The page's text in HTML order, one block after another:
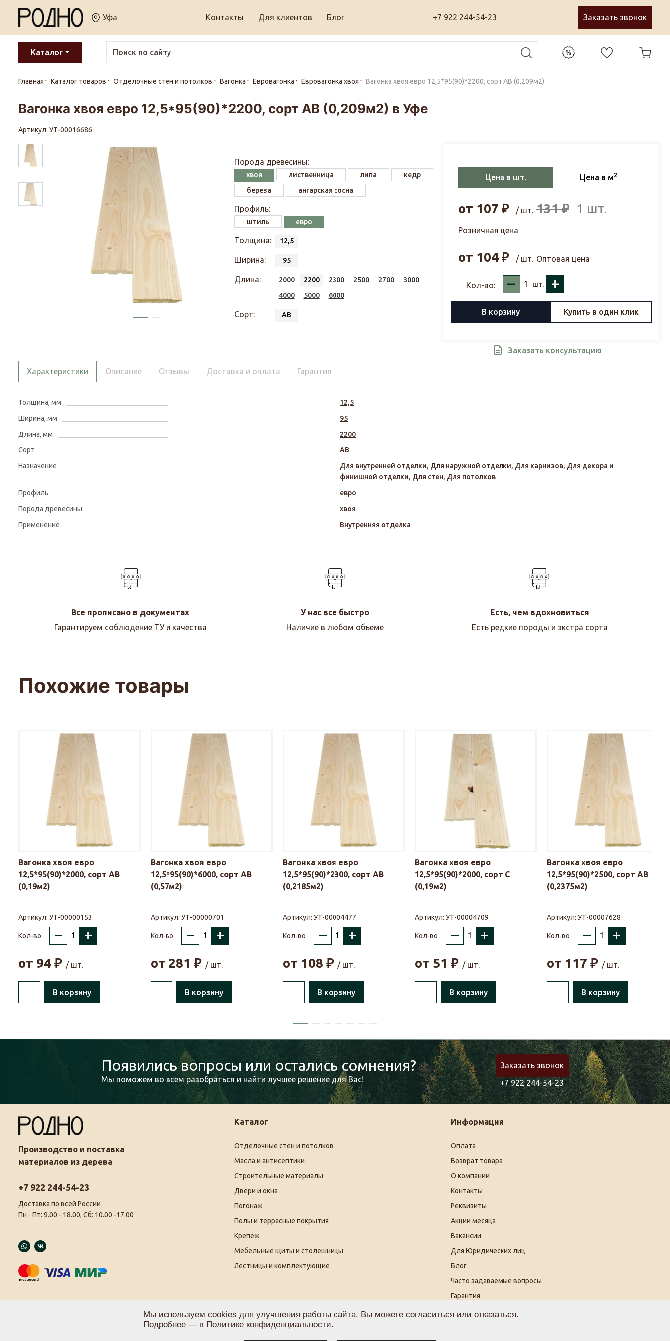
Уфа Контакты Для клиентов Блог +7 922 244-54-23 Заказать звонок
Каталог
Главная Каталог товаров Отделочные стен и потолков Вагонка Евровагонка Евровагонка хвоя Вагонка хвоя евро 12,5*95(90)*2200, сорт АВ (0,209м2)
Вагонка хвоя евро 12,5*95(90)*2200, сорт АВ (0,209м2) в Уфе
Артикул: УТ-00016686
Порода древесины:
хвоя лиственница липа
кедр
береза
ангарская сосна
Профиль:
штиль евро
Толщина: 12,5
Ширина: 95
Длина: 2000 2200 2300 2500 2700
3000
4000
5000 6000
Сорт: АВ
Цена в шт. Цена в м2
от 107 ₽ / шт. 131₽ 1 шт.
Розничная цена
от 104₽ / шт. Оптовая цена
Кол-во: – шт. +
В корзину Купить в один клик
Заказать консультацию
Характеристики Описание Отзывы Доставка и оплата Гарантия
Толщина, мм
12,5
Ширина, мм
95
Длина, мм
2200
Сорт
АВ
Назначение
Для внутренней отделки, Для наружной отделки, Для карнизов, Для декора и
финишной отделки, Для стен, Для потолков
Профиль
евро
Порода древесины
хвоя
Применение
Внутренняя отделка
Все прописано в документах
Гарантируем соблюдение ТУ и качества
У нас все быстро
Наличие в любом объеме
Есть, чем вдохновиться
Есть редкие породы и экстра сорта
Похожие товары
Вагонка хвоя евро
12,5*95(90)*2000, сорт АВ
(0,19м2)
Артикул: УТ-00000153
Кол-во – +
от 94 ₽ / шт.
В корзину
Вагонка хвоя евро
12,5*95(90)*6000, сорт АВ
(0,57м2)
Артикул: УТ-00000701
Кол-во – +
от 281 ₽ / шт.
В корзину
Вагонка хвоя евро
12,5*95(90)*2300, сорт АВ
(0,2185м2)
Артикул: УТ-00004477
Кол-во – +
от 108 ₽ / шт.
В корзину
Вагонка хвоя евро
12,5*95(90)*2000, сорт С
(0,19м2)
Артикул: УТ-00004709
Кол-во – +
от 51 ₽ / шт.
В корзину
Вагонка хвоя евро
12,5*95(90)*2500, сорт АВ
(0,2375м2)
Артикул: УТ-00007628
Кол-во – +
от 117 ₽ / шт.
В корзину
Появились вопросы или остались сомнения?
Мы поможем во всем разобраться и найти лучшее решение для Вас!
Заказать звонок
+7 922 244-54-23
Производство и поставка
материалов из дерева
+7 922 244-54-23
Доставка по всей России
Пн - Пт: 9.00 - 18.00, Сб: 10.00 -17.00
Каталог
Отделочные стен и потолков
Масла и антисептики
Строительные материалы
Двери и окна
Погонаж
Полы и террасные покрытия
Крепеж
Мебельные щиты и столешницы
Лестницы и комплектующие
Информация
Оплата
Возврат товара
О компании
Контакты
Реквизиты
Акции месяца
Вакансии
Для Юридических лиц
Блог
Часто задаваемые вопросы
Гарантия
Мы используем cookies для улучшения работы сайта. Вы можете согласиться или отказаться.
Подробнее — в Политике конфиденциальности.